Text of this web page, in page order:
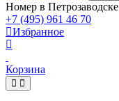
Номер в Петрозаводске
+7 (495) 961 46 70
Избранное
Корзина